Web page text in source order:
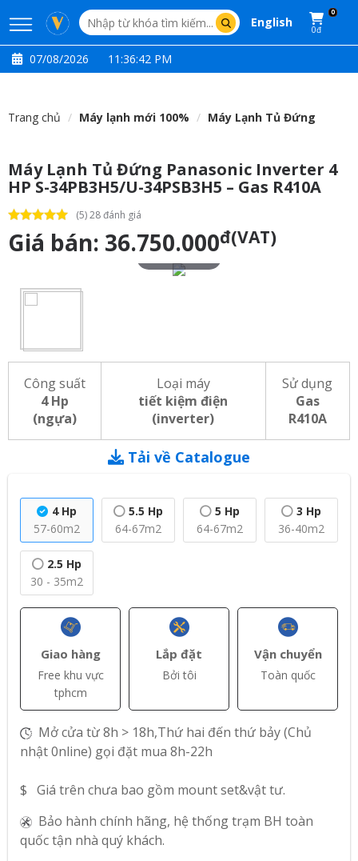
English
0
0đ
07/08/2026 11:36:43 PM
Trang chủ Máy lạnh mới 100% Máy Lạnh Tủ Đứng
Máy Lạnh Tủ Đứng Panasonic Inverter 4
HP S-34PB3H5/U-34PSB3H5 – Gas R410A
(5) 28 đánh giá
Giá bán: 36.750.000đ(VAT)
Công suất
4 Hp
(ngựa)
Loại máy
tiết kiệm điện
(inverter)
Sử dụng
Gas
R410A
Tải về Catalogue
4 Hp
57-60m2
5.5 Hp
64-67m2
5 Hp
64-67m2
3 Hp
36-40m2
2.5 Hp
30 - 35m2
Giao hàng
Free khu vực
tphcm
Lắp đặt
Bởi tôi
Vận chuyển
Toàn quốc
Mở cửa từ 8h > 18h,Thứ hai đến thứ bảy (Chủ
nhật 0nline) gọi đặt mua 8h-22h
$ Giá trên chưa bao gồm mount set&vật tư.
Bảo hành chính hãng, hệ thống trạm BH toàn
quốc tận nhà quý khách.